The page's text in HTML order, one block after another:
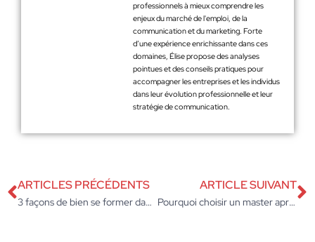
professionnels à mieux comprendre les
enjeux du marché de l'emploi, de la
communication et du marketing. Forte
d’une expérience enrichissante dans ces
domaines, Élise propose des analyses
pointues et des conseils pratiques pour
accompagner les entreprises et les individus
dans leur évolution professionnelle et leur
stratégie de communication.
ARTICLES PRÉCÉDENTS
3 façons de bien se former dans le domaine du marketing digital
ARTICLE SUIVANT
Pourquoi choisir un master après un bachelor